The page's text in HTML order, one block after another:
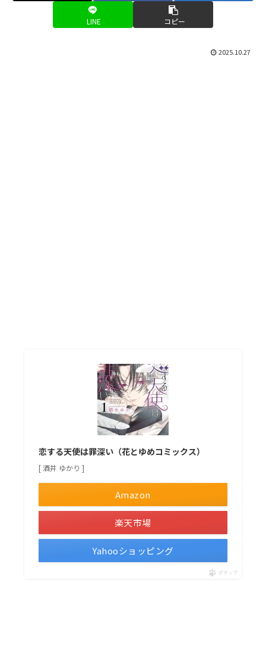
LINE コピー
2025.10.27
恋する天使は罪深い（花とゆめコミックス）
[ 酒井 ゆかり ]
Amazon
楽天市場
Yahooショッピング
ポチップ